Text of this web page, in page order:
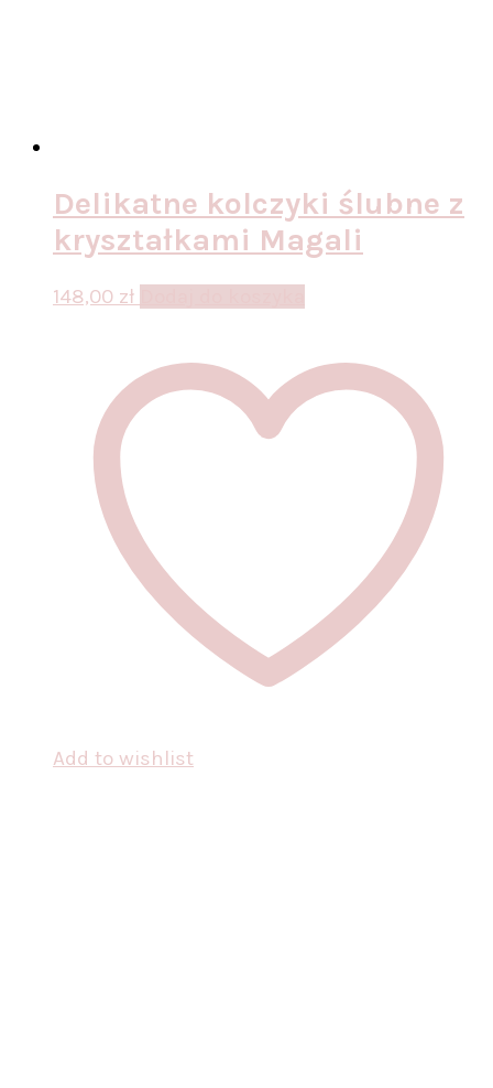
Delikatne kolczyki ślubne z
kryształkami Magali
148,00 zł
Add to wishlist